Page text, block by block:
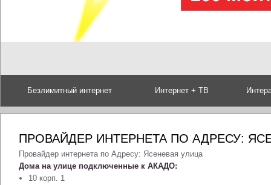
Безлимитный интернет Интернет + ТВ
ПРОВАЙДЕР ИНТЕРНЕТА ПО АДРЕСУ:
Провайдер интернета по Адресу: Ясеневая улица
Дома на улице подключенные к АКАДО:
10 корп. 1